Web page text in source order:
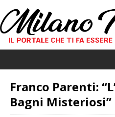
Franco Parenti:
Bagni Misteriosi”